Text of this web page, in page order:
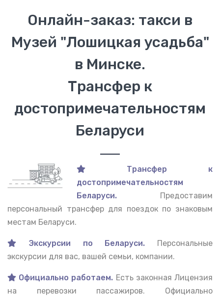
Онлайн-заказ: такси в
Музей "Лошицкая усадьба"
в Минске.
Трансфер к
достопримечательностям
Беларуси
Трансфер к
достопримечательностям
Беларуси. Предоставим
персональный трансфер для поездок по знаковым
местам Беларуси.
Экскурсии по Беларуси. Персональные
экскурсии для вас, вашей семьи, компании.
Официально работаем. Есть законная Лицензия
на перевозки пассажиров. Официально